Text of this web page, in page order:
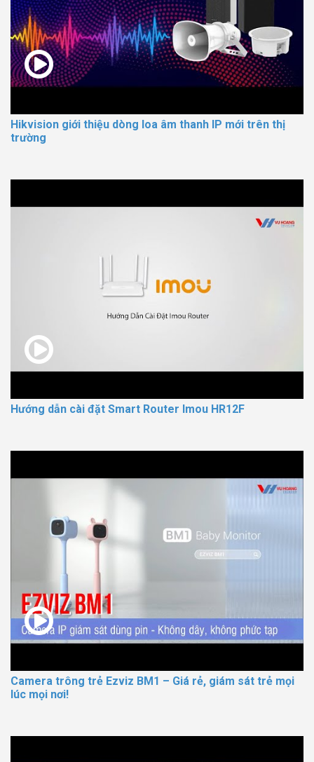
Hikvision giới thiệu dòng loa âm thanh IP mới trên thị
trường
Hướng dẫn cài đặt Smart Router Imou HR12F
Camera trông trẻ Ezviz BM1 – Giá rẻ, giám sát trẻ mọi
lúc mọi nơi!